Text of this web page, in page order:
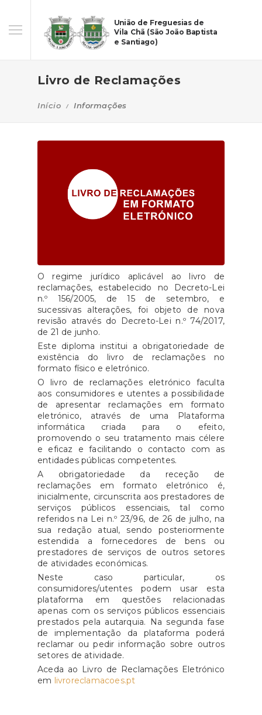
União de Freguesias de
Vila Chã (São João Baptista
e Santiago)
Livro de Reclamações
Início Informações
O regime jurídico aplicável ao livro de
reclamações, estabelecido no Decreto-Lei
n.º 156/2005, de 15 de setembro, e
sucessivas alterações, foi objeto de nova
revisão através do Decreto-Lei n.º 74/2017,
de 21 de junho.
Este diploma institui a obrigatoriedade de
existência do livro de reclamações no
formato físico e eletrónico.
O livro de reclamações eletrónico faculta
aos consumidores e utentes a possibilidade
de apresentar reclamações em formato
eletrónico, através de uma Plataforma
informática criada para o efeito,
promovendo o seu tratamento mais célere
e eficaz e facilitando o contacto com as
entidades públicas competentes.
A obrigatoriedade da receção de
reclamações em formato eletrónico é,
inicialmente, circunscrita aos prestadores de
serviços públicos essenciais, tal como
referidos na Lei n.º 23/96, de 26 de julho, na
sua redação atual, sendo posteriormente
estendida a fornecedores de bens ou
prestadores de serviços de outros setores
de atividades económicas.
Neste caso particular, os
consumidores/utentes podem usar esta
plataforma em questões relacionadas
apenas com os serviços públicos essenciais
prestados pela autarquia. Na segunda fase
de implementação da plataforma poderá
reclamar ou pedir informação sobre outros
setores de atividade.
Aceda ao Livro de Reclamações Eletrónico
em livroreclamacoes.pt